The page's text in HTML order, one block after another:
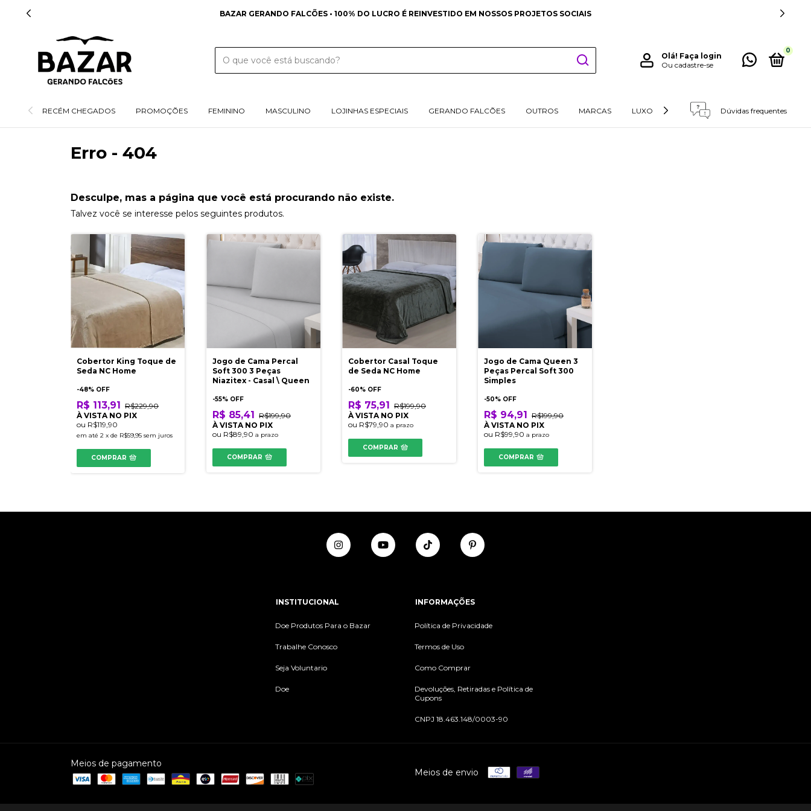
BAZAR GERANDO FALCÕES • 100% DO LUCRO É REINVESTIDO EM NOSSOS PROJETOS SOCIAIS
Olá! Faça login
Ou cadastre-se
0
RECÉM CHEGADOS PROMOÇÕES FEMININO MASCULINO LOJINHAS ESPECIAIS GERANDO FALCÕES OUTROS MARCAS LUXO RETIRADAS E DEVOLUÇÕES
Dúvidas frequentes
Erro - 404
Desculpe, mas a página que você está procurando não existe.
Talvez você se interesse pelos seguintes produtos.
Cobertor King Toque de
Seda NC Home
-48% OFF
R$ 113,91
R$229,90
À VISTA NO PIX
ou R$119,90
em até 2 x de R$59,95 sem juros
COMPRAR
Jogo de Cama Percal
Soft 300 3 Peças
Niazitex - Casal \ Queen
-55% OFF
R$ 85,41
R$199,90
À VISTA NO PIX
ou R$89,90 a prazo
COMPRAR
Cobertor Casal Toque
de Seda NC Home
-60% OFF
R$ 75,91
R$199,90
À VISTA NO PIX
ou R$79,90 a prazo
COMPRAR
Jogo de Cama Queen 3
Peças Percal Soft 300
Simples
-50% OFF
R$ 94,91
R$199,90
À VISTA NO PIX
ou R$99,90 a prazo
COMPRAR
INSTITUCIONAL
Doe Produtos Para o Bazar
Trabalhe Conosco
Seja Voluntario
Doe
INFORMAÇÕES
Política de Privacidade
Termos de Uso
Como Comprar
Devoluções, Retiradas e Política de
Cupons
CNPJ 18.463.148/0003-90
Meios de pagamento
Meios de envio